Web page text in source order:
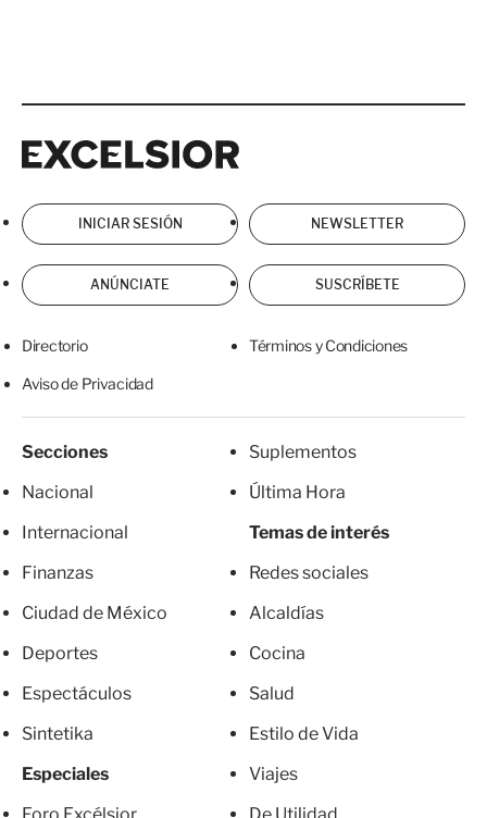
INICIAR SESIÓN NEWSLETTER
ANÚNCIATE SUSCRÍBETE
Directorio Términos y Condiciones
Aviso de Privacidad
Secciones
Nacional
Internacional
Finanzas
Ciudad de México
Deportes
Espectáculos
Sintetika
Especiales
Suplementos
Última Hora
Temas de interés
Redes sociales
Alcaldías
Cocina
Salud
Estilo de Vida
Viajes